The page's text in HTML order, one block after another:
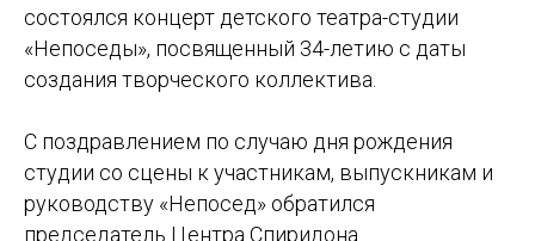
состоялся концерт детского театра-студии
«Непоседы», посвященный 34-летию с даты
создания творческого коллектива.
С поздравлением по случаю дня рождения
студии со сцены к участникам, выпускникам и
руководству «Непосед» обратился
председатель Центра Спиридона